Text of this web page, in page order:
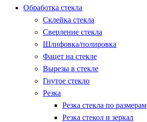
Обработка стекла
Склейка стекла
Сверление стекла
Шлифовка/полировка
Фацет на стекле
Вырезы в стекле
Гнутое стекло
Резка
Резка стекла по размерам
Резка стекол и зеркал